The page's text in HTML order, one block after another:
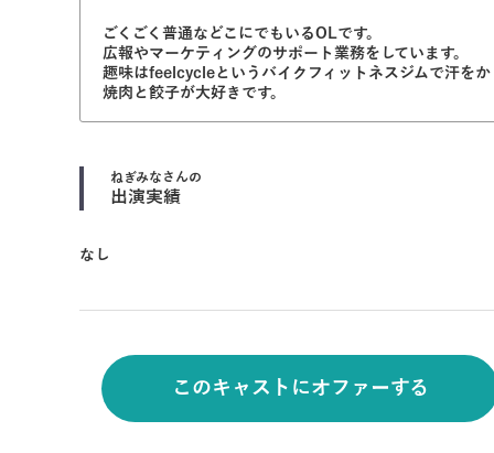
ごくごく普通などこにでもいるOLです。
広報やマーケティングのサポート業務をしています。
趣味はfeelcycleというバイクフィットネスジムで汗をか
焼肉と餃子が大好きです。
ねぎみな さんの
出演実績
なし
このキャストにオファーする